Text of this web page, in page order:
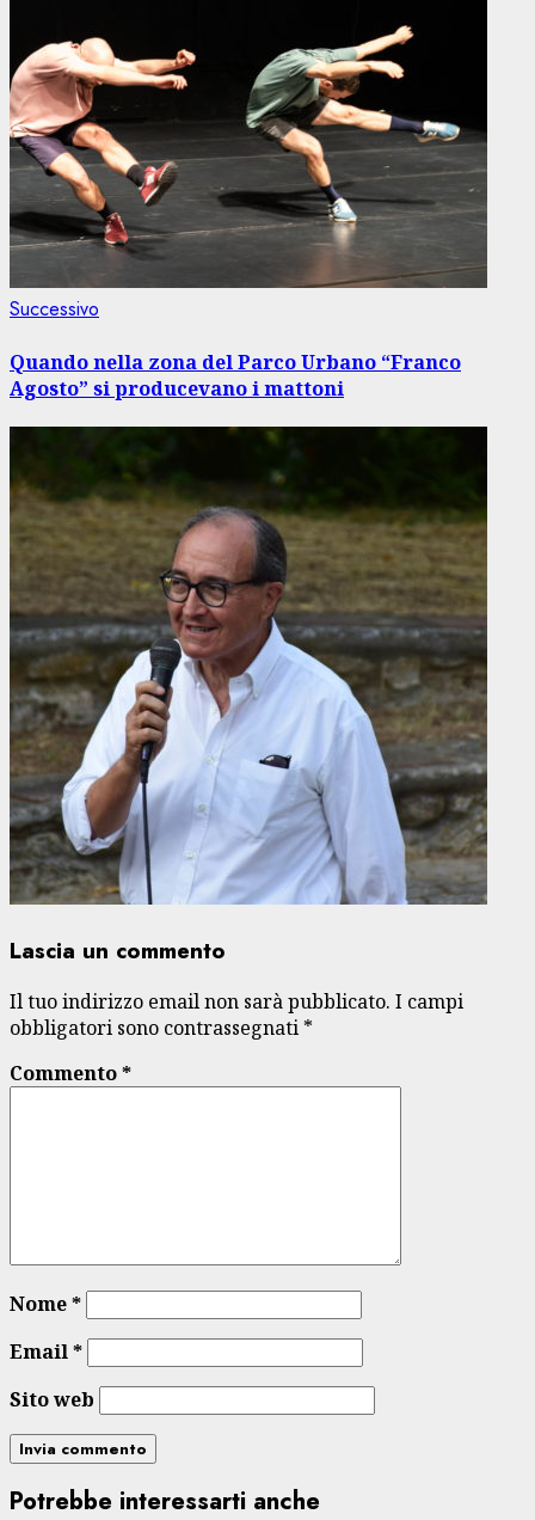
Successivo
Quando nella zona del Parco Urbano “Franco
Agosto” si producevano i mattoni
Lascia un commento
Il tuo indirizzo email non sarà pubblicato. I campi
obbligatori sono contrassegnati *
Commento*
Nome*
Email*
Sito web
Potrebbe interessarti anche